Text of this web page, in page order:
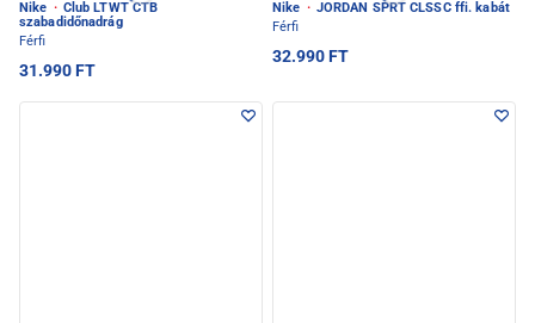
Nike · Club LTWT CTB
szabadidőnadrág
Férfi
31.990 FT
Nike · JORDAN SPRT CLSSC ffi. kabát
Férfi
32.990 FT